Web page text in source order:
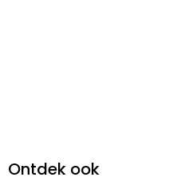
Ontdek ook